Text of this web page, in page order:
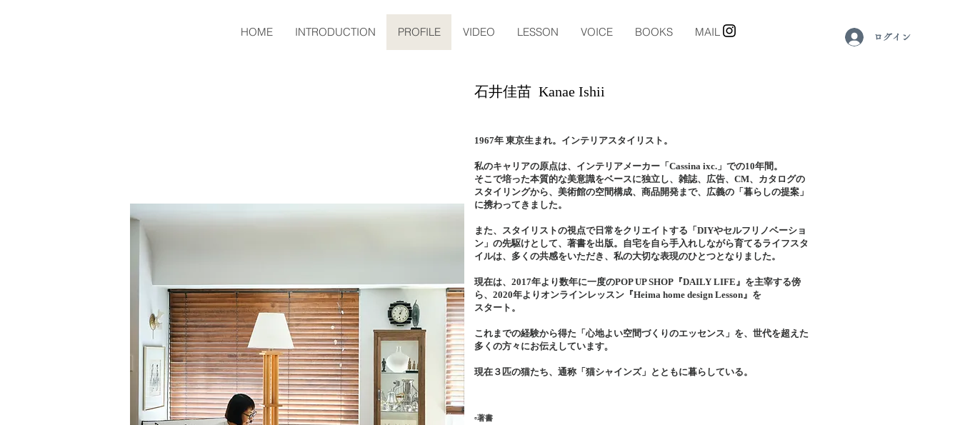
HOME INTRODUCTION PROFILE VIDEO LESSON VOICE BOOKS MAIL ログイン
石井佳苗​ Kanae Ishii
1967年 東京生まれ。インテリアスタイリスト。
私のキャリアの原点は、インテリアメーカー「Cassina ixc.」での10年間。
そこで培った本質的な美意識をベースに独立し、雑誌、広告、CM、カタログの
スタイリングから、美術館の空間構成、商品開発まで、広義の「暮らしの提案」
に携わってきました。
また、スタイリストの視点で日常をクリエイトする「DIYやセルフリノベーショ
ン」の先駆けとして、著書を出版。自宅を自ら手入れしながら育てるライフスタ
イルは、多くの共感をいただき、私の大切な表現のひとつとなりました。
現在は、2017年より数年に一度のPOP UP SHOP『DAILY LIFE』を主宰する傍
ら、2020年よりオンラインレッスン『Heima home design Lesson』を
スタート。
これまでの経験から得た「心地よい空間づくりのエッセンス」を、世代を超えた
多くの方々にお伝えしています。
現在３匹の猫たち、通称「猫シャインズ」とともに暮らしている。
▫️著書